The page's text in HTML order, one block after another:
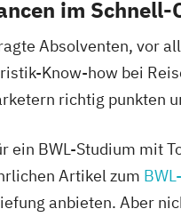
im Schnell-
Absolventen, vor
Know-how bei
richtig punkten
ein BWL-Studium mit
Artikel zum
anbieten. Aber